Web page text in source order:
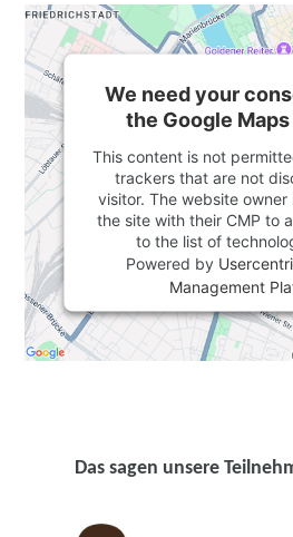
We need your
the Google
This content is not
trackers that are not
visitor. The website
the site with their CMP to
to the list of
Powered by
Management
Das sagen unsere